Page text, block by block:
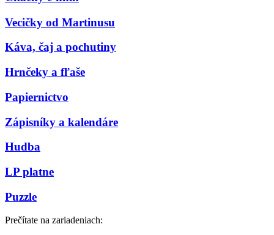
Vecičky od Martinusu
Káva, čaj a pochutiny
Hrnčeky a fľaše
Papiernictvo
Zápisníky a kalendáre
Hudba
LP platne
Puzzle
Prečítate na zariadeniach: